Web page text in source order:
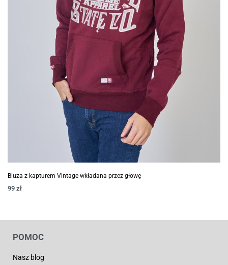
Bluza z kapturem Vintage wkładana przez głowę
99 zł
POMOC
Nasz blog